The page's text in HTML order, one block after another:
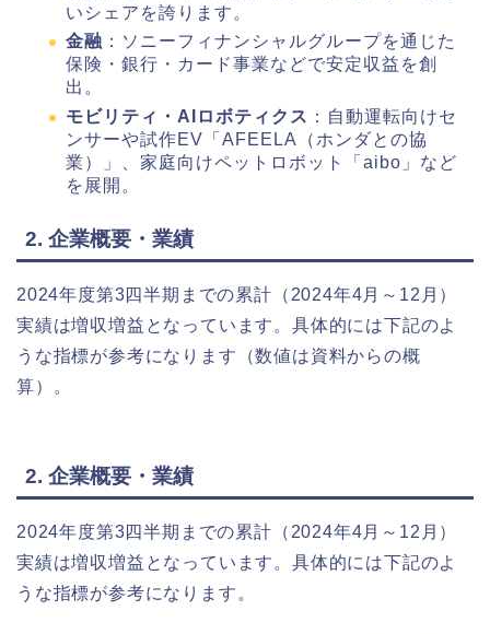
いシェアを誇ります。
金融 ：ソニーフィナンシャルグループを通じた
保険・銀行・カード事業などで安定収益を創
出。
モビリティ・AIロボティクス ：自動運転向けセ
ンサーや試作EV「AFEELA（ホンダとの協
業）」、家庭向けペットロボット「aibo」など
を展開。
2. 企業概要・業績
2024年度第3四半期までの累計（2024年4月～12月）
実績は増収増益となっています。具体的には下記のよ
うな指標が参考になります（数値は資料からの概
算）。
2. 企業概要・業績
2024年度第3四半期までの累計（2024年4月～12月）
実績は増収増益となっています。具体的には下記のよ
うな指標が参考になります。